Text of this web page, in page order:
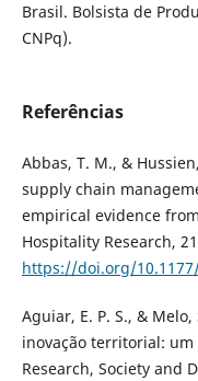
Brasil. Bolsista de
CNPq).
Referências
Abbas, T. M., &
supply chain
empirical evidence
Hospitality Research,
https://doi.org/
Aguiar, E. P. S., &
inovação territorial:
Research, Society and